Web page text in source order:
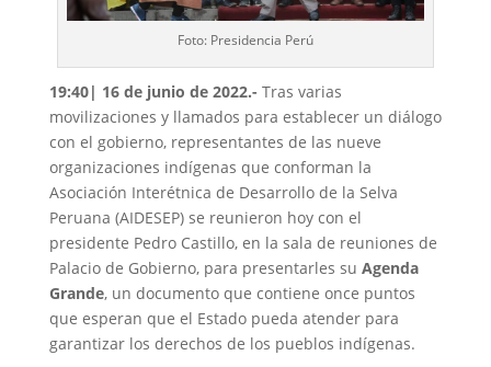
Foto: Presidencia Perú
19:40| 16 de junio de 2022.- Tras varias
movilizaciones y llamados para establecer un diálogo
con el gobierno, representantes de las nueve
organizaciones indígenas que conforman la
Asociación Interétnica de Desarrollo de la Selva
Peruana (AIDESEP) se reunieron hoy con el
presidente Pedro Castillo, en la sala de reuniones de
Palacio de Gobierno, para presentarles su Agenda
Grande, un documento que contiene once puntos
que esperan que el Estado pueda atender para
garantizar los derechos de los pueblos indígenas.